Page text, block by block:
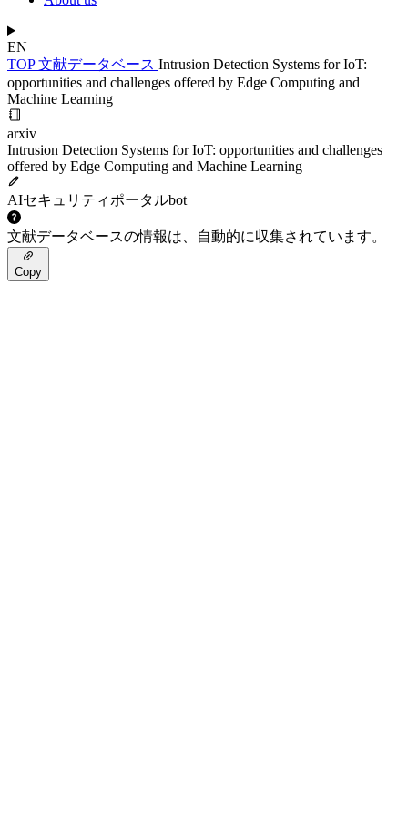
EN
TOP文献データベース Intrusion Detection Systems for IoT:
opportunities and challenges offered by Edge Computing and
Machine Learning
arxiv
Intrusion Detection Systems for IoT: opportunities and challenges
offered by Edge Computing and Machine Learning
AIセキュリティポータルbot
文献データベースの情報は、自動的に収集されています。
Copy